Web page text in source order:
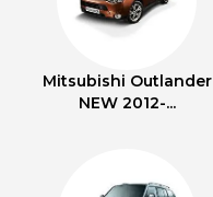
Mitsubishi Outlander
NEW 2012-...